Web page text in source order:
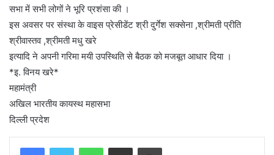
सभा में सभी लोगों ने भूरि प्रशंसा की ।
इस अवसर पर संस्था के वाइस प्रेसीडेंट श्री दुर्गेश सक्सेना ,श्रीमती प्रीति
श्रीवास्तव ,श्रीमती मधु खरे
इत्यादि ने अपनी गरिमा मयी उपस्थिति से बैठक को मजबूत आधार दिया ।
*इ. विनय खरे*
महामंत्री
अखिल भारतीय कायस्थ महासभा
दिल्ली प्रदेश
WhatsApp
Share via Email Print